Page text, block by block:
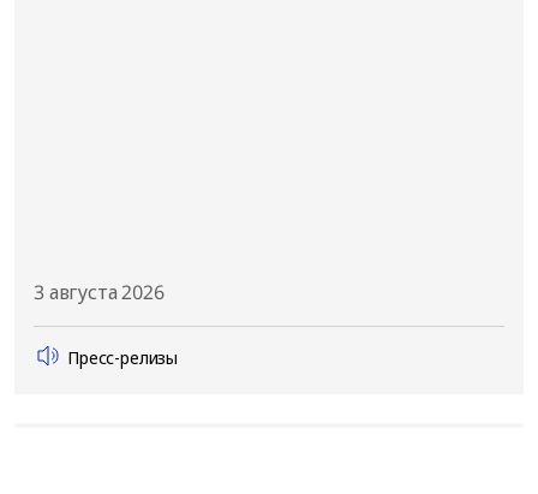
3 августа 2026
Пресс-релизы